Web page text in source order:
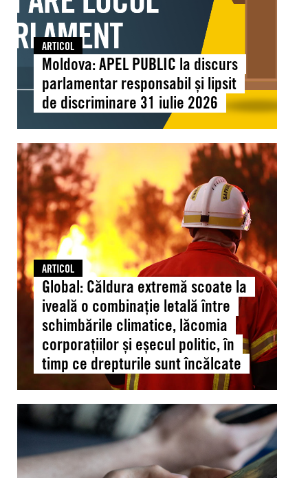
drepturile
omului
lipsit
de
discriminare
iulie
2026
ARTICOL
Moldova: APEL PUBLIC la discurs
parlamentar responsabil și lipsit
de discriminare 31 iulie 2026
Global:
Căldura
extremă
scoate
la
iveală
o
combinație
letală
între
schimbările
climatice,
lăcomia
corporațiilor
politic,
în
ce
ARTICOL
Global: Căldura extremă scoate la
iveală o combinație letală între
schimbările climatice, lăcomia
corporațiilor și eșecul politic, în
timp ce drepturile sunt încălcate
Franța:
Protejarea
în